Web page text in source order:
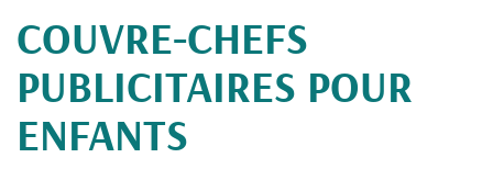
COUVRE-CHEFS
PUBLICITAIRES POUR
ENFANTS